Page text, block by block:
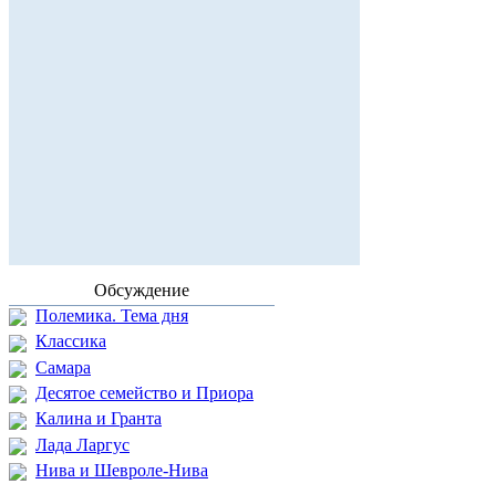
Обсуждение
Полемика. Тема дня
Классика
Самара
Десятое семейство и Приора
Калина и Гранта
Лада Ларгус
Нива и Шевроле-Нива